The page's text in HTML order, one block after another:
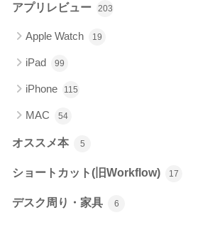
アプリレビュー 203
Apple Watch 19
iPad 99
iPhone 115
MAC 54
オススメ本 5
ショートカット(旧Workflow) 17
デスク周り・家具 6